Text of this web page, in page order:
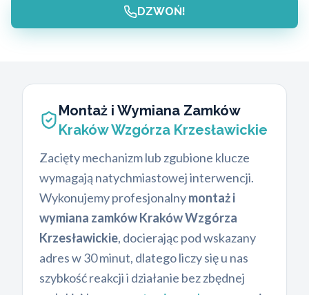
DZWOŃ!
Montaż i Wymiana Zamków
Kraków Wzgórza Krzesławickie
Zacięty mechanizm lub zgubione klucze
wymagają natychmiastowej interwencji.
Wykonujemy profesjonalnymontaż i
wymiana zamków Kraków Wzgórza
Krzesławickie, docierając pod wskazany
adres w 30 minut, dlatego liczy się u nas
szybkość reakcji i działanie bez zbędnej